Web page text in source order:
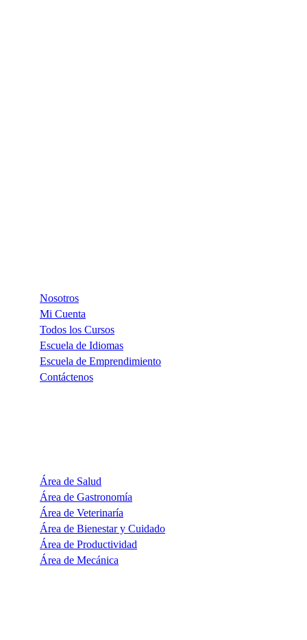
Nosotros
Mi Cuenta
Todos los Cursos
Escuela de Idiomas
Escuela de Emprendimiento
Contáctenos
Área de Salud
Área de Gastronomía
Área de Veterinaría
Área de Bienestar y Cuidado
Área de Productividad
Área de Mecánica